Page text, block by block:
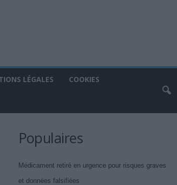
LÉGALES COOKIES
Populaires
Médicament retiré en urgence pour risques graves
et données falsifiées